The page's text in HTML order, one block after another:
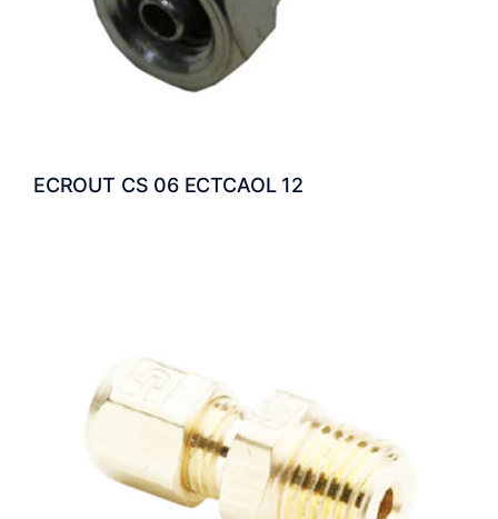
ECROUT CS 06 ECTCAOL 12